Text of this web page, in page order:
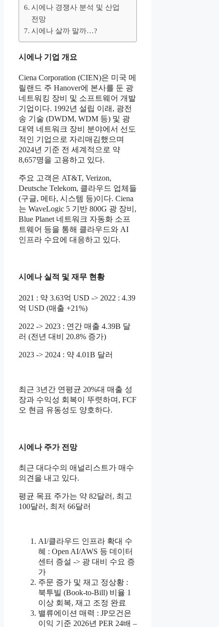
시에나 경쟁사 분석 및 산업
전망
시에나 살까 말까…?
시에나 기업 개요
Ciena Corporation (CIEN)은 미국 메
릴랜드 주 Hanover에 본사를 둔 광
네트워킹 장비 및 소프트웨어 개발
기업이다. 1992년 설립 이래, 광전
송 기술 (DWDM, WDM 등) 및 광
대역 네트워크 장비 분야에서 선도
적인 기업으로 자리매김했으며
2024년 기준 전 세계적으로 약
8,657명을 고용하고 있다.
주요 고객은 AT&T, Verizon,
Deutsche Telekom, 클라우드 업체들
(구글, 메타, 시스템 등)이다. Ciena
는 WaveLogic 5 기반 800G 광 장비,
Blue Planet 네트워크 자동화 소프
트웨어 등을 통해 클라우드와 AI
인프라 수요에 대응하고 있다.
시에나 실적 및 재무 현황
2021 : 약 3.63억 USD -> 2022 : 4.39
억 USD (매출 +21%)
2022 -> 2023 : 연간 매출 4.39B 달
러 (전년 대비 20.8% 증가)
2023 -> 2024 : 약 4.01B 달러
최근 3년간 연평균 20%대 매출 성
장과 수익성 회복이 뚜렷하며, FCF
오 현금 유동성도 양호하다.
시에나 주가 전망
최근 대다수의 애널리스트가 매수
의견을 내고 있다.
평균 목표 주가는 약 82달러, 최고
100달러, 최저 66달러
AI/클라우드 인프라 확대 수
혜 : Open AI/AWS 등 데이터
센터 증설 -> 광 대비 수요 증
가
주문 증가 및 재고 정상황 :
북투빌 (Book-to-Bill) 비율 1
이상 회복, 재고 조정 완료
밸류에이션 매력 : JP모건은
이익 기준 2026년 PER 24배 –